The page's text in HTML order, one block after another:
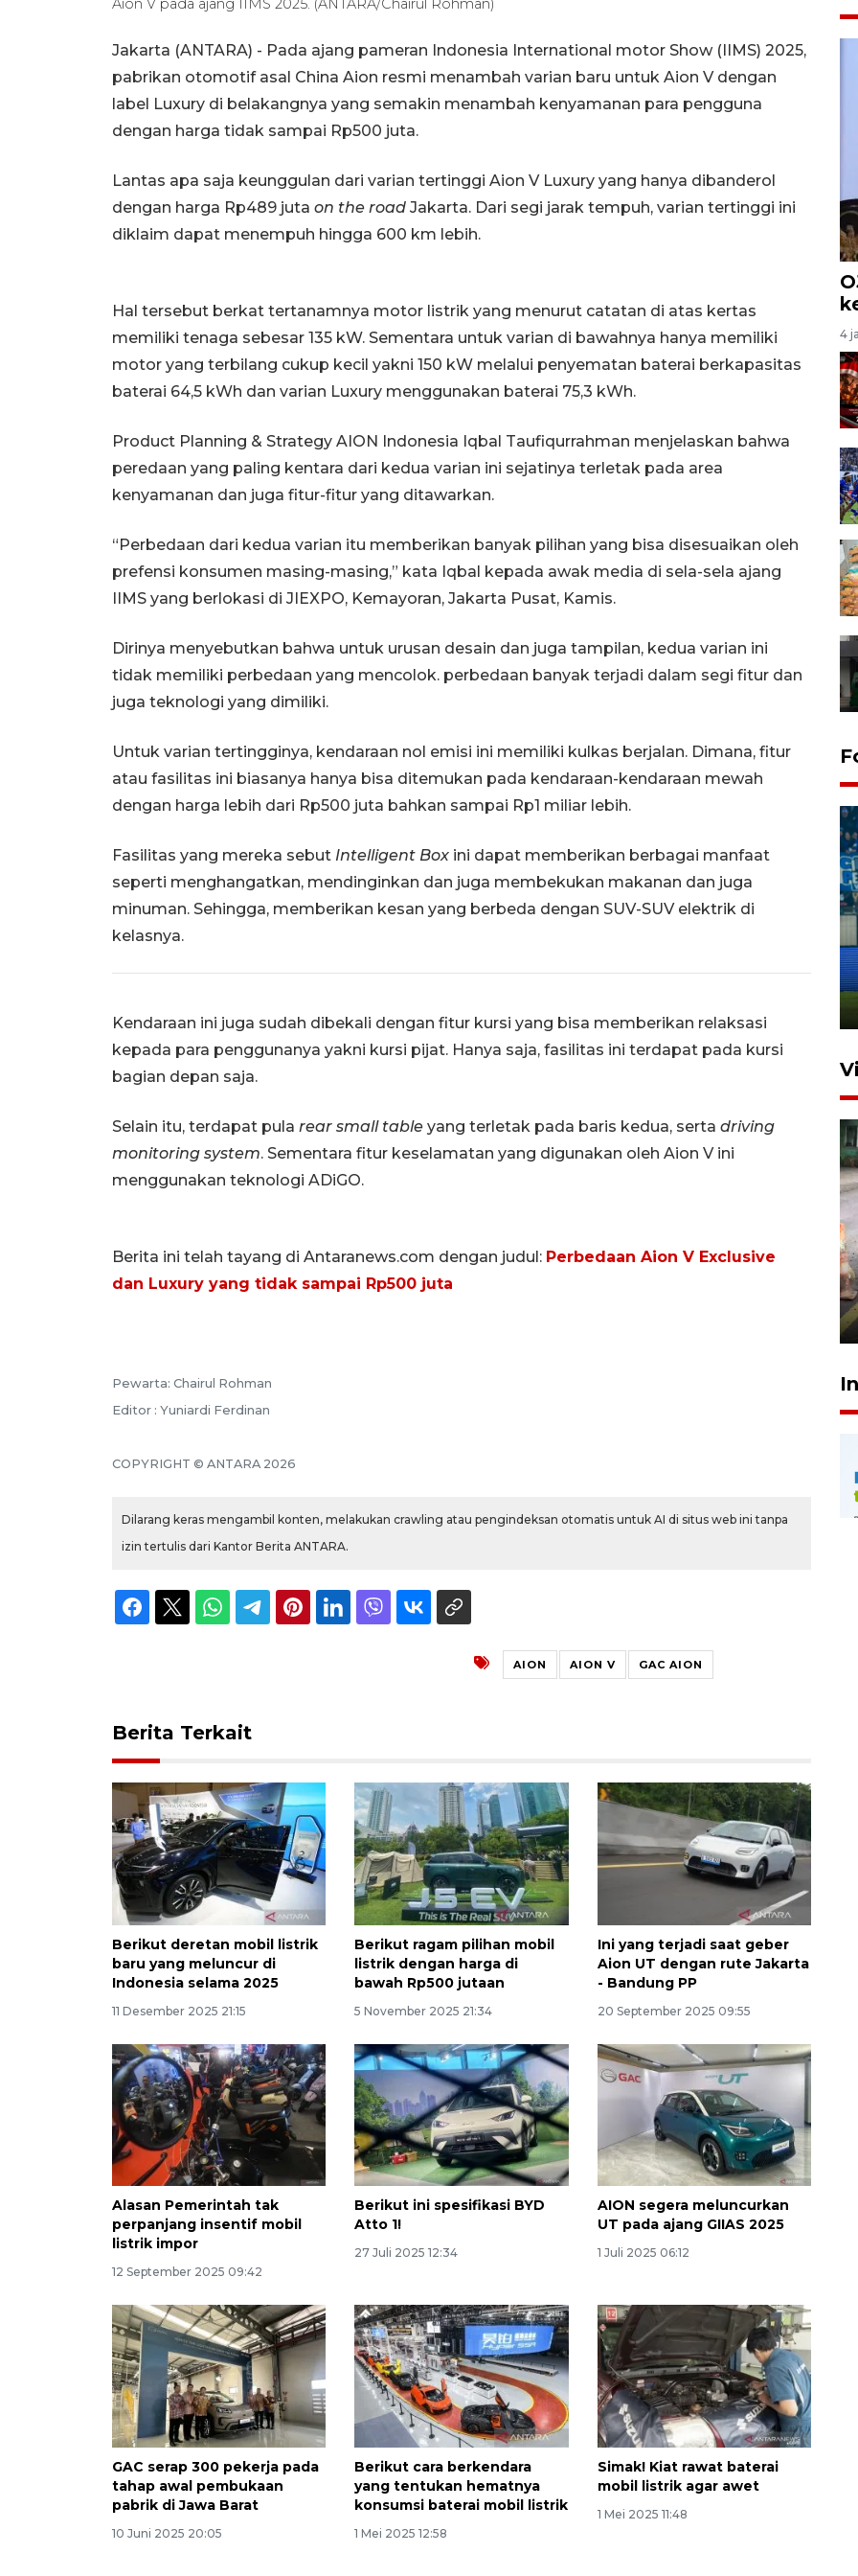
Aion V pada ajang IIMS 2025. (ANTARA/Chairul Rohman)
Jakarta (ANTARA) - Pada ajang pameran Indonesia International motor Show (IIMS) 2025,
pabrikan otomotif asal China Aion resmi menambah varian baru untuk Aion V dengan
label Luxury di belakangnya yang semakin menambah kenyamanan para pengguna
dengan harga tidak sampai Rp500 juta.
Lantas apa saja keunggulan dari varian tertinggi Aion V Luxury yang hanya dibanderol
dengan harga Rp489 juta on the road Jakarta. Dari segi jarak tempuh, varian tertinggi ini
diklaim dapat menempuh hingga 600 km lebih.
Hal tersebut berkat tertanamnya motor listrik yang menurut catatan di atas kertas
memiliki tenaga sebesar 135 kW. Sementara untuk varian di bawahnya hanya memiliki
motor yang terbilang cukup kecil yakni 150 kW melalui penyematan baterai berkapasitas
baterai 64,5 kWh dan varian Luxury menggunakan baterai 75,3 kWh.
Product Planning & Strategy AION Indonesia Iqbal Taufiqurrahman menjelaskan bahwa
peredaan yang paling kentara dari kedua varian ini sejatinya terletak pada area
kenyamanan dan juga fitur-fitur yang ditawarkan.
“Perbedaan dari kedua varian itu memberikan banyak pilihan yang bisa disesuaikan oleh
prefensi konsumen masing-masing,” kata Iqbal kepada awak media di sela-sela ajang
IIMS yang berlokasi di JIEXPO, Kemayoran, Jakarta Pusat, Kamis.
Dirinya menyebutkan bahwa untuk urusan desain dan juga tampilan, kedua varian ini
tidak memiliki perbedaan yang mencolok. perbedaan banyak terjadi dalam segi fitur dan
juga teknologi yang dimiliki.
Untuk varian tertingginya, kendaraan nol emisi ini memiliki kulkas berjalan. Dimana, fitur
atau fasilitas ini biasanya hanya bisa ditemukan pada kendaraan-kendaraan mewah
dengan harga lebih dari Rp500 juta bahkan sampai Rp1 miliar lebih.
Fasilitas yang mereka sebut Intelligent Box ini dapat memberikan berbagai manfaat
seperti menghangatkan, mendinginkan dan juga membekukan makanan dan juga
minuman. Sehingga, memberikan kesan yang berbeda dengan SUV-SUV elektrik di
kelasnya.
Kendaraan ini juga sudah dibekali dengan fitur kursi yang bisa memberikan relaksasi
kepada para penggunanya yakni kursi pijat. Hanya saja, fasilitas ini terdapat pada kursi
bagian depan saja.
Selain itu, terdapat pula rear small table yang terletak pada baris kedua, serta driving
monitoring system. Sementara fitur keselamatan yang digunakan oleh Aion V ini
menggunakan teknologi ADiGO.
Berita ini telah tayang di Antaranews.com dengan judul: Perbedaan Aion V Exclusive
dan Luxury yang tidak sampai Rp500 juta
Pewarta: Chairul Rohman
Editor : Yuniardi Ferdinan
COPYRIGHT © ANTARA 2026
Dilarang keras mengambil konten, melakukan crawling atau pengindeksan otomatis untuk AI di situs web ini tanpa
izin tertulis dari Kantor Berita ANTARA.
AION AION V GAC AION
Berita Terkait
Berikut deretan mobil listrik
baru yang meluncur di
Indonesia selama 2025
11 Desember 2025 21:15
Berikut ragam pilihan mobil
listrik dengan harga di
bawah Rp500 jutaan
5 November 2025 21:34
Ini yang terjadi saat geber
Aion UT dengan rute Jakarta
- Bandung PP
20 September 2025 09:55
Alasan Pemerintah tak
perpanjang insentif mobil
listrik impor
12 September 2025 09:42
Berikut ini spesifikasi BYD
Atto 1!
27 Juli 2025 12:34
AION segera meluncurkan
UT pada ajang GIIAS 2025
1 Juli 2025 06:12
GAC serap 300 pekerja pada
tahap awal pembukaan
pabrik di Jawa Barat
10 Juni 2025 20:05
Berikut cara berkendara
yang tentukan hematnya
konsumsi baterai mobil listrik
1 Mei 2025 12:58
Simak! Kiat rawat baterai
mobil listrik agar awet
1 Mei 2025 11:48
4
Balikpapan
Pigai: Penangkapan begal
Memberantas kejahatan
jalanan Jakarta
2026-08-05 18:00:00